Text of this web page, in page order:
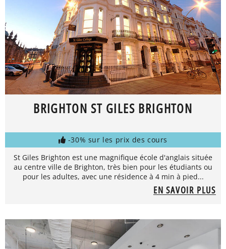
BRIGHTON ST GILES BRIGHTON
-30% sur les prix des cours
St Giles Brighton est une magnifique école d'anglais située
au centre ville de Brighton, très bien pour les étudiants ou
pour les adultes, avec une résidence à 4 min à pied...
EN SAVOIR PLUS